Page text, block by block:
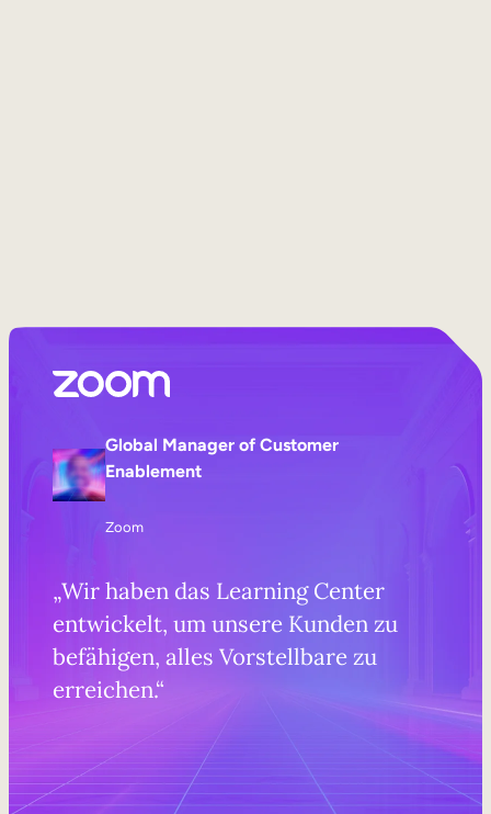
Global Manager of Customer
Enablement
Zoom
„Wir haben das Learning Center
entwickelt, um unsere Kunden zu
befähigen, alles Vorstellbare zu
erreichen.“